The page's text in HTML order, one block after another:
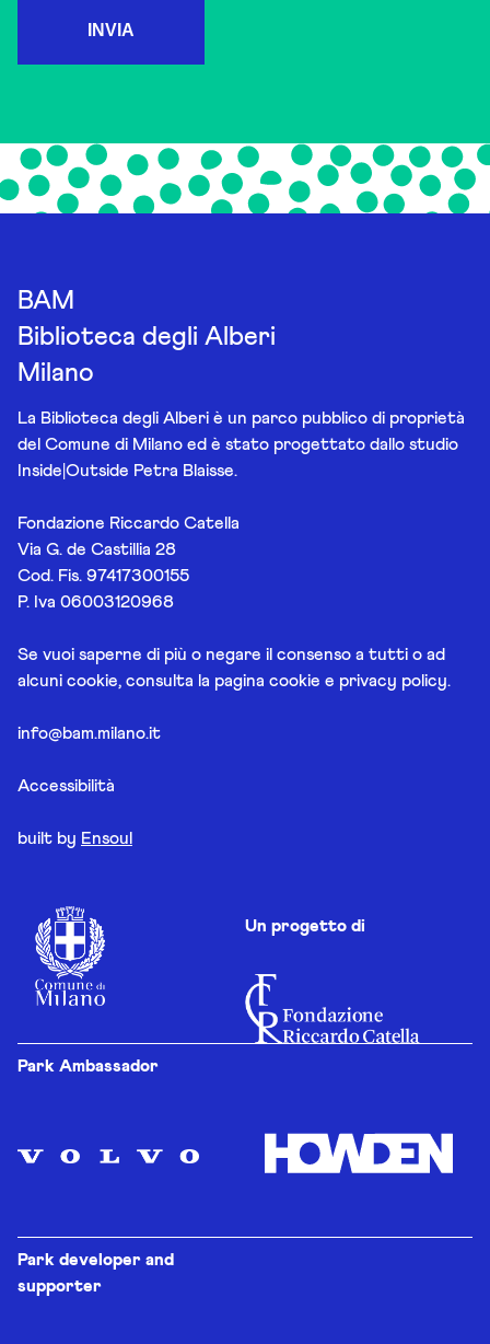
INVIA
BAM
Biblioteca degli Alberi
Milano
La Biblioteca degli Alberi è un parco pubblico di proprietà
del Comune di Milano ed è stato progettato dallo studio
Inside|Outside Petra Blaisse.
Fondazione Riccardo Catella
Via G. de Castillia 28
Cod. Fis. 97417300155
P. Iva 06003120968
Se vuoi saperne di più o negare il consenso a tutti o ad
alcuni cookie, consulta la pagina cookie e privacy policy.
info@bam.milano.it
Accessibilità
built by Ensoul
Un progetto di
Park Ambassador
Park developer and
supporter